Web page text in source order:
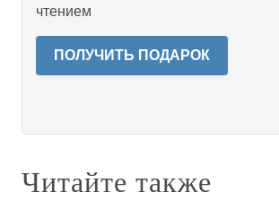
чтением
ПОЛУЧИТЬ ПОДАРОК
Читайте также